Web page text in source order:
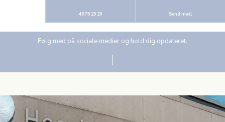
46 76 29 29 Send mail
Følg med på sociale medier og hold dig opdateret.